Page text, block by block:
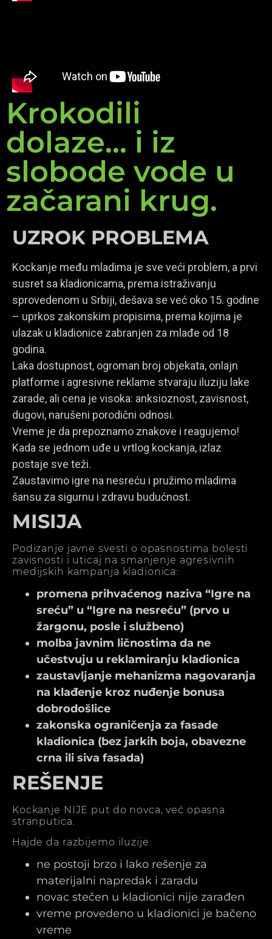
Krokodili
dolaze... i iz
slobode vode u
začarani krug.
UZROK PROBLEMA
Kockanje među mladima je sve veći problem, a prvi
susret sa kladionicama, prema istraživanju
sprovedenom u Srbiji, dešava se već oko 15. godine
– uprkos zakonskim propisima, prema kojima je
ulazak u kladionice zabranjen za mlađe od 18
godina.
Laka dostupnost, ogroman broj objekata, onlajn
platforme i agresivne reklame stvaraju iluziju lake
zarade, ali cena je visoka: anksioznost, zavisnost,
dugovi, narušeni porodični odnosi.
Vreme je da prepoznamo znakove i reagujemo!
Kada se jednom uđe u vrtlog kockanja, izlaz
postaje sve teži.
Zaustavimo igre na nesreću i pružimo mladima
šansu za sigurnu i zdravu budućnost.
MISIJA
Podizanje javne svesti o opasnostima bolesti
zavisnosti i uticaj na smanjenje agresivnih
medijskih kampanja kladionica:
promena prihvaćenog naziva “Igre na
sreću” u “Igre na nesreću” (prvo u
žargonu, posle i službeno)
molba javnim ličnostima da ne
učestvuju u reklamiranju kladionica
zaustavljanje mehanizma nagovaranja
na klađenje kroz nuđenje bonusa
dobrodošlice
zakonska ograničenja za fasade
kladionica (bez jarkih boja, obavezne
crna ili siva fasada)
REŠENJE
Kockanje NIJE put do novca, već opasna
stranputica.
Hajde da razbijemo iluzije:
ne postoji brzo i lako rešenje za
materijalni napredak i zaradu
novac stečen u kladionici nije zarađen
vreme provedeno u kladionici je bačeno
vreme